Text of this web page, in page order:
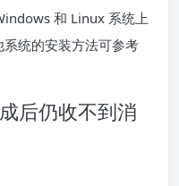
和 Linux 系统上
统的安装方法可参考
后仍收不到消